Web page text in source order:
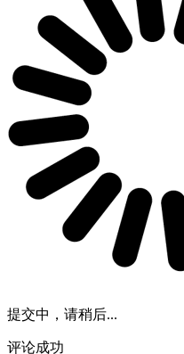
提交中，请稍后...
评论成功